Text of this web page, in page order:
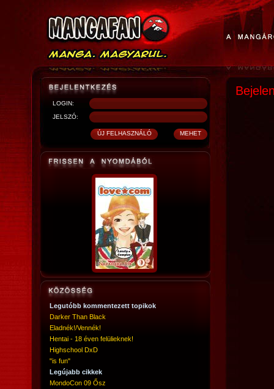
LOGIN:
JELSZÓ:
Legutóbb kommentezett topikok
Darker Than Black
Eladnék!/Vennék!
Hentai - 18 éven felülieknek!
Highschool DxD
"is fun"
Legújabb cikkek
MondoCon 09 Ősz